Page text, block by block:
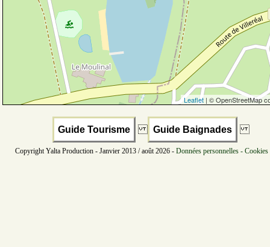
Leaflet | © OpenStreetMap
Guide Tourisme Guide Baignades
Copyright Yalta Production - Janvier 2013 / août 2026 - Données personnelles -